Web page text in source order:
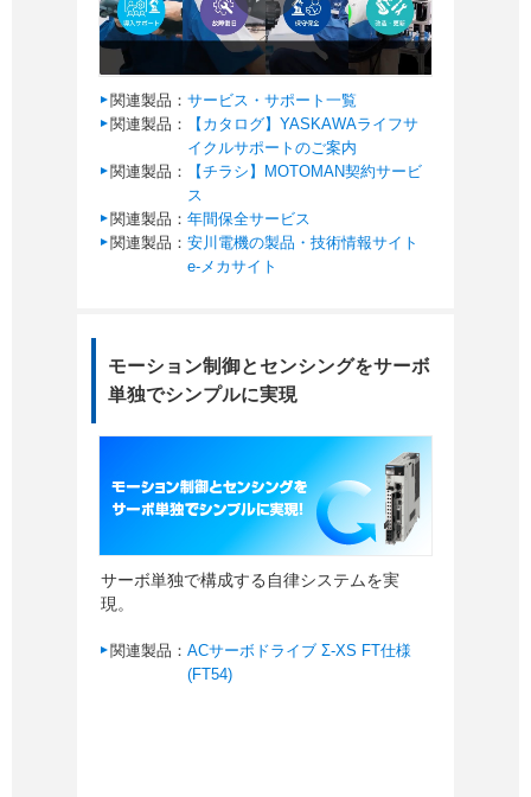
関連製品： サービス・サポート一覧
関連製品：
【カタログ】YASKAWAライフサ
イクルサポートのご案内
関連製品：
【チラシ】MOTOMAN契約サービ
ス
関連製品： 年間保全サービス
関連製品： 安川電機の製品・技術情報サイト
e-メカサイト
モーション制御とセンシングをサーボ
単独でシンプルに実現
サーボ単独で構成する自律システムを実
現。
関連製品： ACサーボドライブ Σ-XS FT仕様
(FT54)